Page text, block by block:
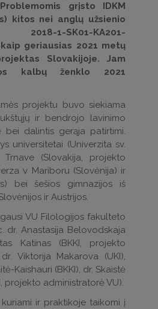
grįsto IDKM
kitos nei anglų užsienio
1-SK01-KA201-
geriausias 2021 metų
Slovakijoje. Jam
kalbų ženklo 2021
projektu buvo siekiama
ir bendrojo lavinimo
bei dalintis gerąja patirtimi.
universitetai (Univerzita sv.
(Slovakija, projekto
v Mariboru (Slovėnija) ir
bei šešios gimnazijos iš
ir Austrijos.
VU Filologijos fakulteto
dr. Anastasija Belovodskaja
Katinas (BKKI, projekto
Viktorija Makarova (UKI),
Kaishauri (BKKI), dr. Skaistė
projekto administratorė VU).
ir praktikoje taikomi į